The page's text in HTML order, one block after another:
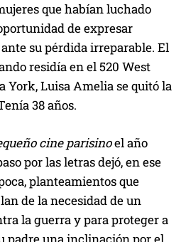
que habían luchado
de expresar
su pérdida irreparable. El
residía en el 520 West
York, Luisa Amelia se quitó la
38 años.
cine parisinoel año
por las letras dejó, en ese
planteamientos que
de la necesidad de un
la guerra y para proteger a